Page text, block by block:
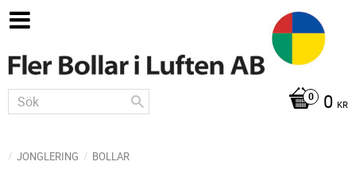
0 KR
JONGLERING BOLLAR